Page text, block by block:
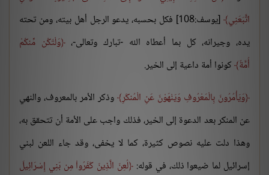
اتَّبَعَنِي
[يوسف:108] فكل بحسبه، يدعو الرجل أهل بيته، ومن تحته
يده، وجيرانه، كل بما أعطاه الله -تبارك وتعالى-، وَلْتَكُن مِّنكُمْ
أُمَّةٌ كونوا أمة داعية إلى الخير.
وَيَأْمُرُونَ بِالْمَعْرُوفِ وَيَنْهَوْنَ عَنِ الْمُنكَرِ وذكر الأمر بالمعروف، والنهي
عن المنكر بعد الدعوة إلى الخير، فذلك واجب على الأمة أن تتحقق به،
وهذا دلت عليه نصوص كثيرة، كما لا يخفى، وقد جاء اللعن لبني
إسرائيل لما ضيعوا ذلك، في قوله: لُعِنَ الَّذِينَ كَفَرُواْ مِن بَنِي إِسْرَائِيلَ